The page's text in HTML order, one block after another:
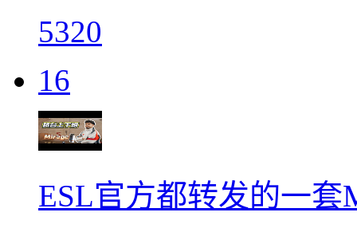
5320
16
ESL官方都转发的一套